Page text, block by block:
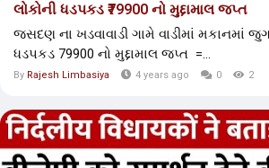
લોકોની ધડપકડ ₹79900 નો મુદ્દામાલ જપ્ત
જસદણ ના ખડવાવાડી ગામે વાડીમાં મકાનમાં
ધડપકડ ₹79900 નો મુદ્દામાલ જપ્ત =...
By Rajesh Limbasiya 4 years ago 0 2